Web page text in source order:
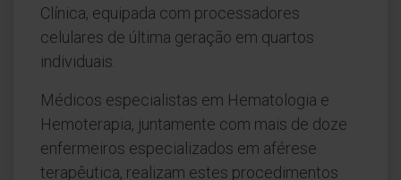
Clínica, equipada com processadores
celulares de última geração em quartos
individuais.
Médicos especialistas em Hematologia e
Hemoterapia, juntamente com mais de doze
enfermeiros especializados em aférese
terapêutica, realizam estes procedimentos